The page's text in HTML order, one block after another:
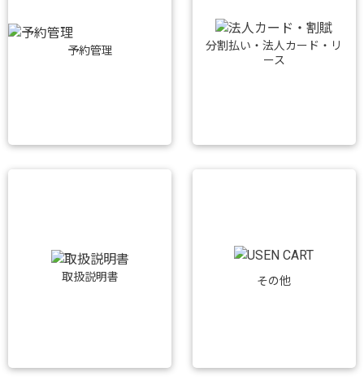
予約管理
分割払い・法人カード・リ
ース
取扱説明書 その他